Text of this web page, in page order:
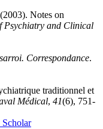
Notes on
Psychiatry and Clinical
Correspondance.
traditionnel et
Médical, 41(6), 751-